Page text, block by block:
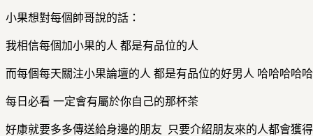
小果想對每個帥哥說的話：
我相信每個加小果的人 都是有品位的人
而每個每天關注小果論壇的人 都是有品位的好男人 哈哈哈哈
每日必看 一定會有屬於你自己的那杯茶
好康就要多多傳送給身邊的朋友 只要介紹朋友來的人都會獲